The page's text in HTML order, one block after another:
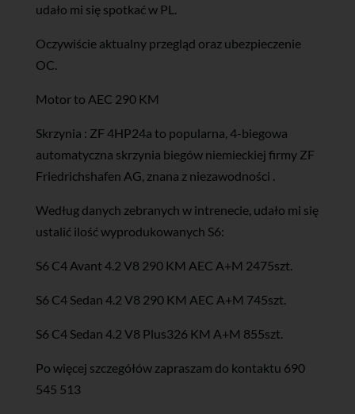
udało mi się spotkać w PL.
Oczywiście aktualny przegląd oraz ubezpieczenie
OC.
Motor to AEC 290 KM
Skrzynia : ZF 4HP24a to popularna, 4-biegowa
automatyczna skrzynia biegów niemieckiej firmy ZF
Friedrichshafen AG, znana z niezawodności .
Według danych zebranych w intrenecie, udało mi się
ustalić ilość wyprodukowanych S6:
S6 C4 Avant 4.2 V8 290 KM AEC A+M 2475szt.
S6 C4 Sedan 4.2 V8 290 KM AEC A+M 745szt.
S6 C4 Sedan 4.2 V8 Plus326 KM A+M 855szt.
Po więcej szczegółów zapraszam do kontaktu 690
545 513